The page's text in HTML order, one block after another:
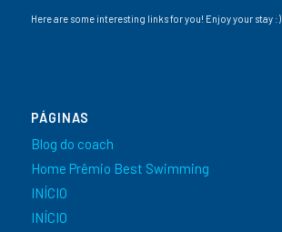
Here are some interesting links for you! Enjoy your stay :)
PÁGINAS
Blog do coach
Home Prêmio Best Swimming
INÍCIO
INÍCIO